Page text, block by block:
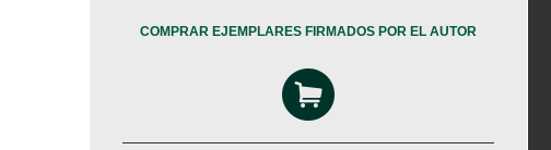
COMPRAR EJEMPLARES FIRMADOS POR EL AUTOR